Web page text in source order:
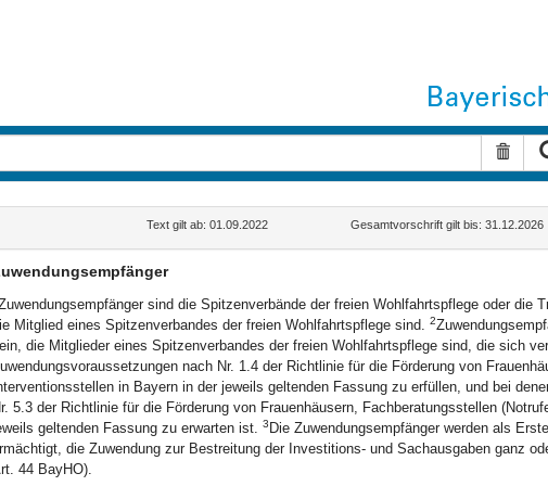
Text gilt ab: 01.09.2022 Gesamtvorschrift gilt bis: 31.12.2026
sind die Spitzenverbände der freien Wohlfahrtspflege oder die
Mitglied eines Spitzenverbandes der freien Wohlfahrtspflege sind. 2
die Mitglieder eines Spitzenverbandes der freien Wohlfahrtspflege sind, die sich
nach Nr. 1.4 der Richtlinie für die Förderung von
in Bayern in der jeweils geltenden Fassung zu erfüllen, und bei
5.3 der Richtlinie für die Förderung von Frauenhäusern, Fachberatungsstellen
geltenden Fassung zu erwarten ist. 3 Die Zuwendungsempfänger werden als
die Zuwendung zur Bestreitung der Investitions- und Sachausgaben ganz
44 BayHO).